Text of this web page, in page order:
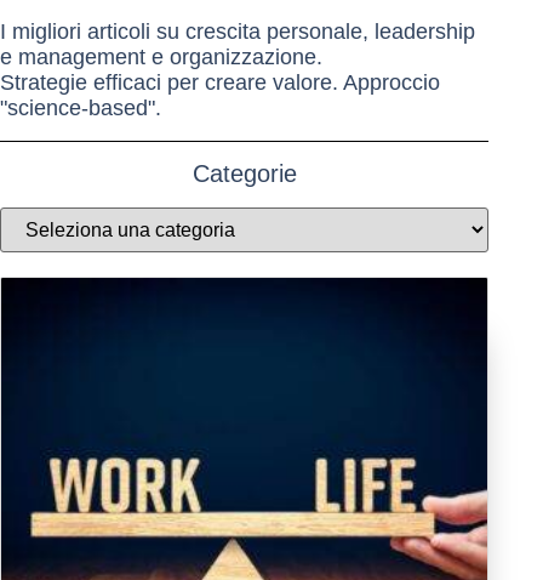
I migliori articoli su crescita personale, leadership
e management e organizzazione.
Strategie efficaci per creare valore. Approccio
"science-based".
Categorie